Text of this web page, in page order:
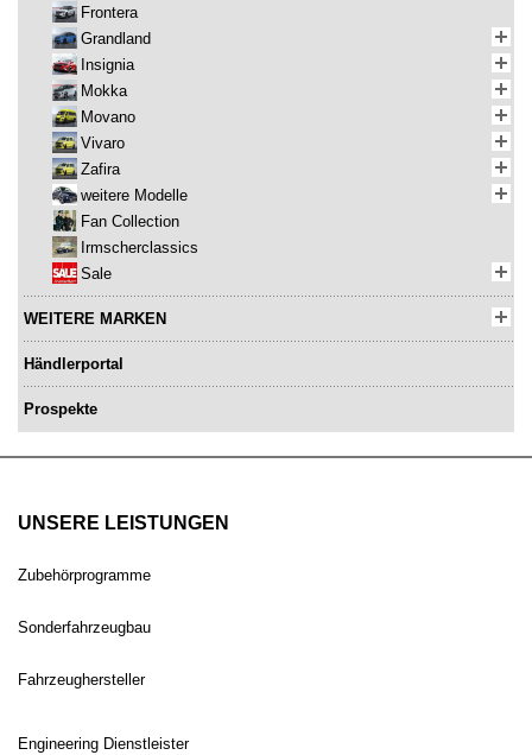
Frontera
Grandland
Insignia
Mokka
Movano
Vivaro
Zafira
weitere Modelle
Fan Collection
Irmscherclassics
Sale
WEITERE MARKEN
Händlerportal
Prospekte
UNSERE LEISTUNGEN
Zubehörprogramme
Sonderfahrzeugbau
Fahrzeughersteller
Engineering Dienstleister